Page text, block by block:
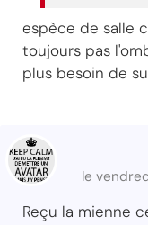
espèce de salle
toujours pas
plus besoin de
le
Reçu la mienne